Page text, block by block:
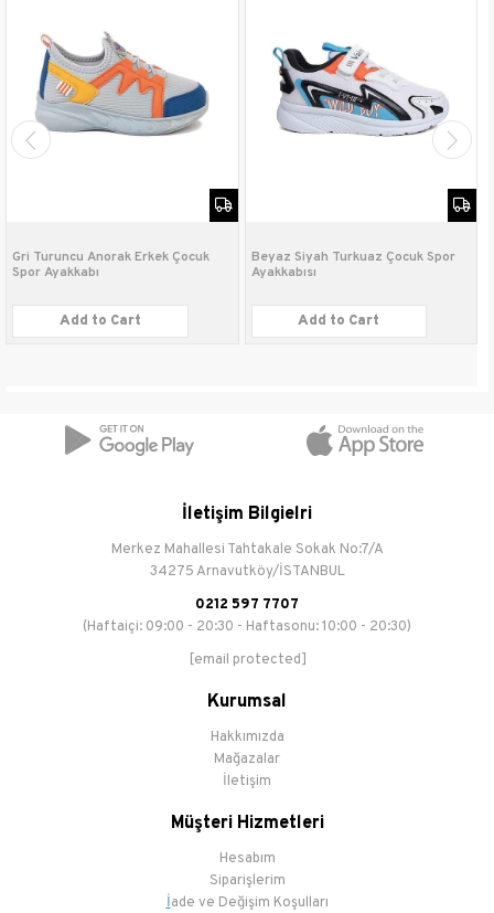
Topuk Boyu 4 cm
Taban Tipi Yüksek
Gri Turuncu Anorak Erkek Çocuk
Spor Ayakkabı
Add to Cart
Beyaz Siyah Turkuaz Çocuk Spor
Ayakkabısı
Add to Cart
İletişim Bilgielri
Merkez Mahallesi Tahtakale Sokak No:7/A
34275 Arnavutköy/İSTANBUL
0212 597 7707
(Haftaiçi: 09:00 - 20:30 - Haftasonu: 10:00 - 20:30)
[email protected]
Kurumsal
Hakkımızda
Mağazalar
İletişim
Müşteri Hizmetleri
Hesabım
Siparişlerim
İade ve Değişim Koşulları